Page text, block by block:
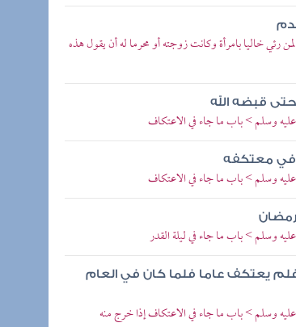
خاليا بامرأة وكانت زوجته أو محرما له أن يقول هذه
قبضه الله
وسلم > باب ما جاء في الاعتكاف
في معتكفه
وسلم > باب ما جاء في الاعتكاف
رمضان
وسلم > باب ما جاء في ليلة القدر
يعتكف عاما فلما كان في العام
وسلم > باب ما جاء في الاعتكاف إذا خرج منه